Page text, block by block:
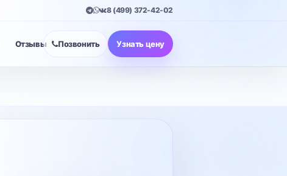
8 (499) 372-42-02
Отзывы Позвонить Узнать цену